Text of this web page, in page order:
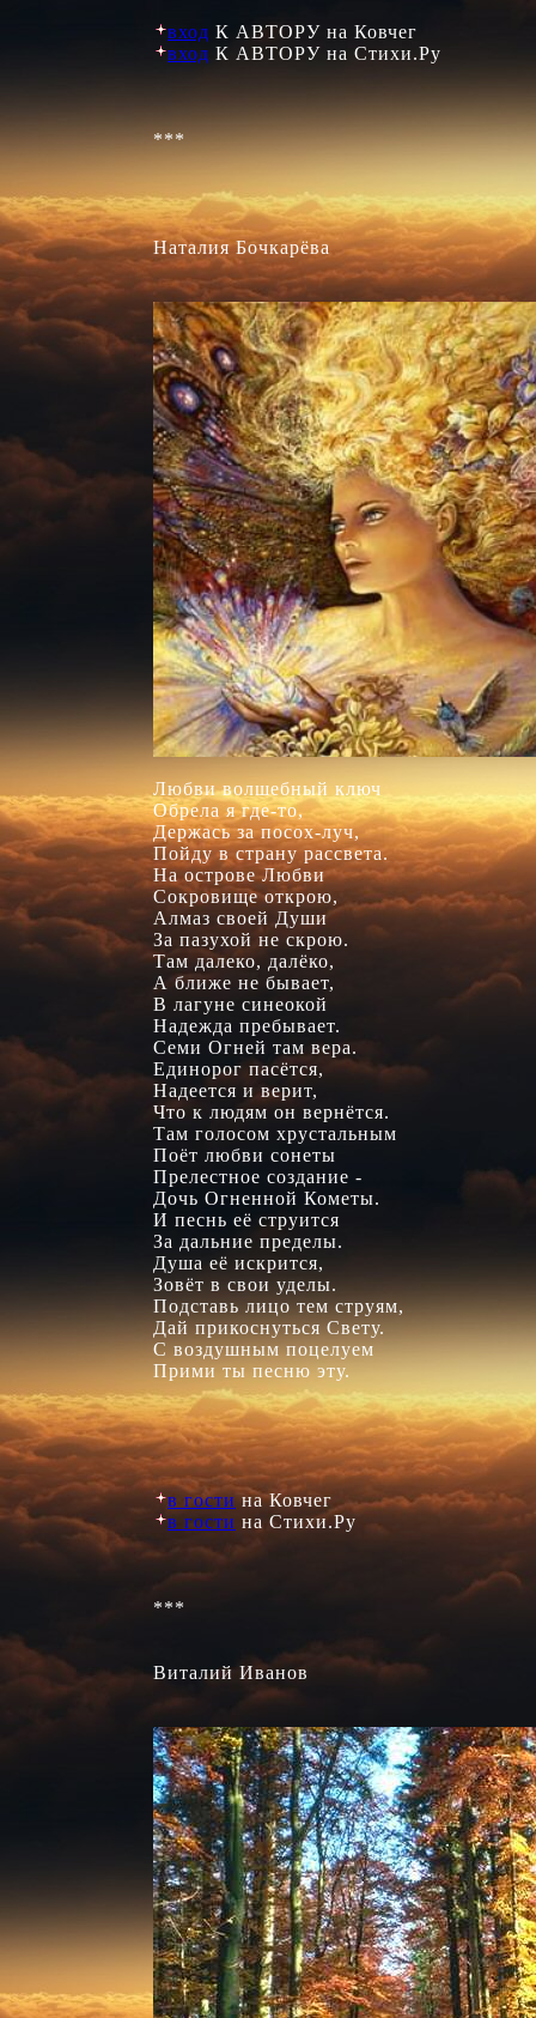
вход
вход К АВТОРУ на Стихи.Ру
***
Наталия Бочкарёва
Любви волшебный ключ
Обрела я где-то,
Держась за посох-луч,
Пойду в страну рассвета.
На острове Любви
Сокровище открою,
Алмаз своей Души
За пазухой не скрою.
Там далеко, далёко,
А ближе не бывает,
В лагуне синеокой
Надежда пребывает.
Семи Огней там вера.
Единорог пасётся,
Надеется и верит,
Что к людям он вернётся.
Там голосом хрустальным
Поёт любви сонеты
Прелестное создание -
Дочь Огненной Кометы.
И песнь её струится
За дальние пределы.
Душа её искрится,
Зовёт в свои уделы.
Подставь лицо тем струям,
Дай прикоснуться Свету.
С воздушным поцелуем
Прими ты песню эту.
в гости
в гости на Стихи.Ру
***
Виталий Иванов